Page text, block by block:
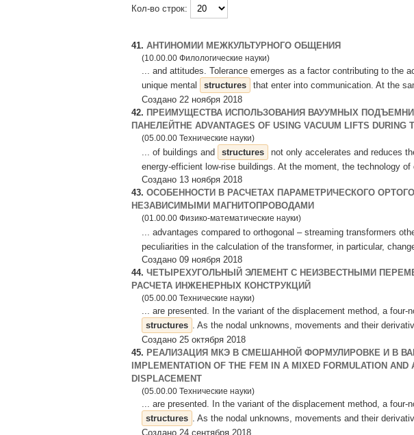
Кол-во строк:
41. АНТИНОМИИ МЕЖКУЛЬТУРНОГО ОБЩЕНИЯ
(10.00.00 Филологические науки)
... and attitudes. Tolerance emerges as a factor contributing to the
unique mental
structures
that enter into communication. At the
Создано 22 ноября 2018
42. ПРЕИМУЩЕСТВА ИСПОЛЬЗОВАНИЯ ВАУУМНЫХ
ПАНЕЛЕЙTHE ADVANTAGES OF USING VACUUM LIFTS DURING
(05.00.00 Технические науки)
... of buildings and structures
not only accelerates and reduces
energy-efficient low-rise buildings. At the moment, the technology
Создано 13 ноября 2018
43. ОСОБЕННОСТИ В РАСЧЕТАХ ПАРАМЕТРИЧЕСКОГО
НЕЗАВИСИМЫМИ МАГНИТОПРОВОДАМИ
(01.00.00 Физико-математические науки)
... advantages compared to orthogonal – streaming transformers
peculiarities in the calculation of the transformer, in particular,
Создано 09 ноября 2018
44. ЧЕТЫРЕХУГОЛЬНЫЙ ЭЛЕМЕНТ С НЕИЗВЕСТНЫМИ
РАСЧЕТА ИНЖЕНЕРНЫХ КОНСТРУКЦИЙ
(05.00.00 Технические науки)
... are presented. In the variant of the displacement method, a four-
structures . As the nodal unknowns, movements and their
Создано 25 октября 2018
45. РЕАЛИЗАЦИЯ МКЭ В СМЕШАННОЙ ФОРМУЛИРОВКЕ И В
IMPLEMENTATION OF THE FEM IN A MIXED FORMULATION
DISPLACEMENT
(05.00.00 Технические науки)
... are presented. In the variant of the displacement method, a four-
structures . As the nodal unknowns, movements and their
Создано 24 сентября 2018